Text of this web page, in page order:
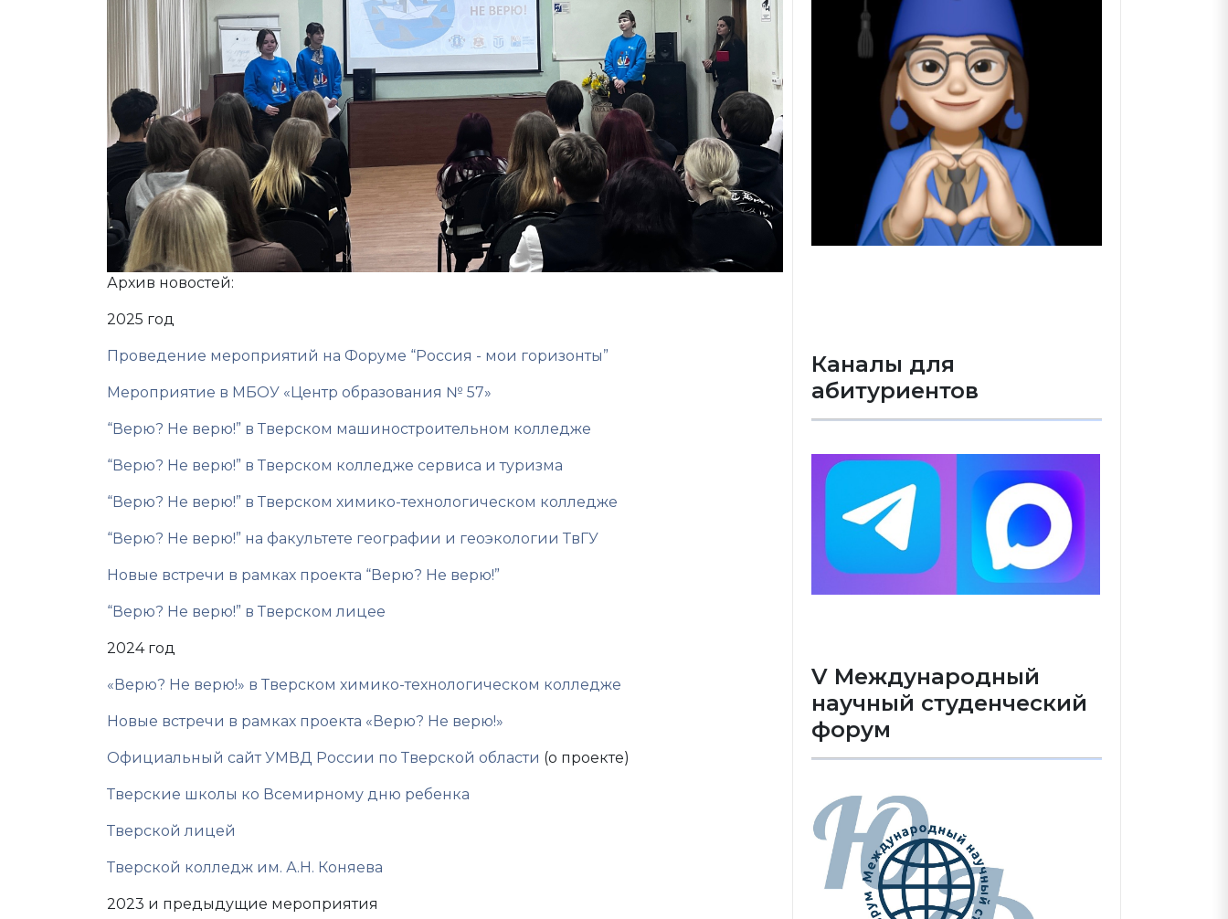
Архив новостей:
2025 год
Проведение мероприятий на Форуме “Россия - мои горизонты”
Мероприятие в МБОУ «Центр образования № 57»
“Верю? Не верю!” в Тверском машиностроительном колледже
“Верю? Не верю!” в Тверском колледже сервиса и туризма
“Верю? Не верю!” в Тверском химико-технологическом колледже
“Верю? Не верю!” на факультете географии и геоэкологии ТвГУ
Новые встречи в рамках проекта “Верю? Не верю!”
“Верю? Не верю!” в Тверском лицее
2024 год
«Верю? Не верю!» в Тверском химико-технологическом колледже
Новые встречи в рамках проекта «Верю? Не верю!»
Официальный сайт УМВД России по Тверской области (о проекте)
Тверские школы ко Всемирному дню ребенка
Тверской лицей
Тверской колледж им. А.Н. Коняева
2023 и предыдущие мероприятия
Каналы для
абитуриентов
V Международный
научный студенческий
форум